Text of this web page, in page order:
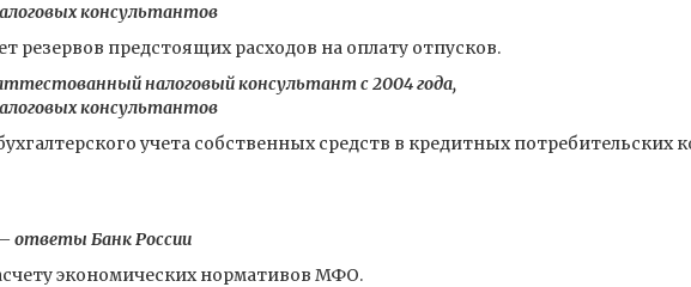
консультантов
резервов предстоящих расходов на оплату отпусков.
налоговый консультант с 2004 года,
консультантов
учета собственных средств в кредитных потребительских
ответы Банк России
экономических нормативов МФО.